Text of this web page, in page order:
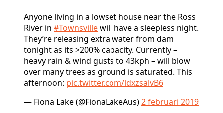
Anyone living in a lowset house near the Ross
River in #Townsvillewill have a sleepless night.
They’re releasing extra water from dam
tonight as its >200% capacity. Currently –
heavy rain & wind gusts to 43kph – will blow
over many trees as ground is saturated. This
afternoon: pic.twitter.com/ldxzsalvB6
— Fiona Lake (@FionaLakeAus)2 februari 2019